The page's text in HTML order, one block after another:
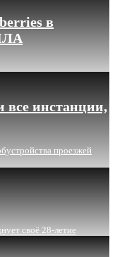
в
инстанции,
проезжей
своё 28-летие